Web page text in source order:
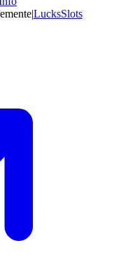
|LucksSlots